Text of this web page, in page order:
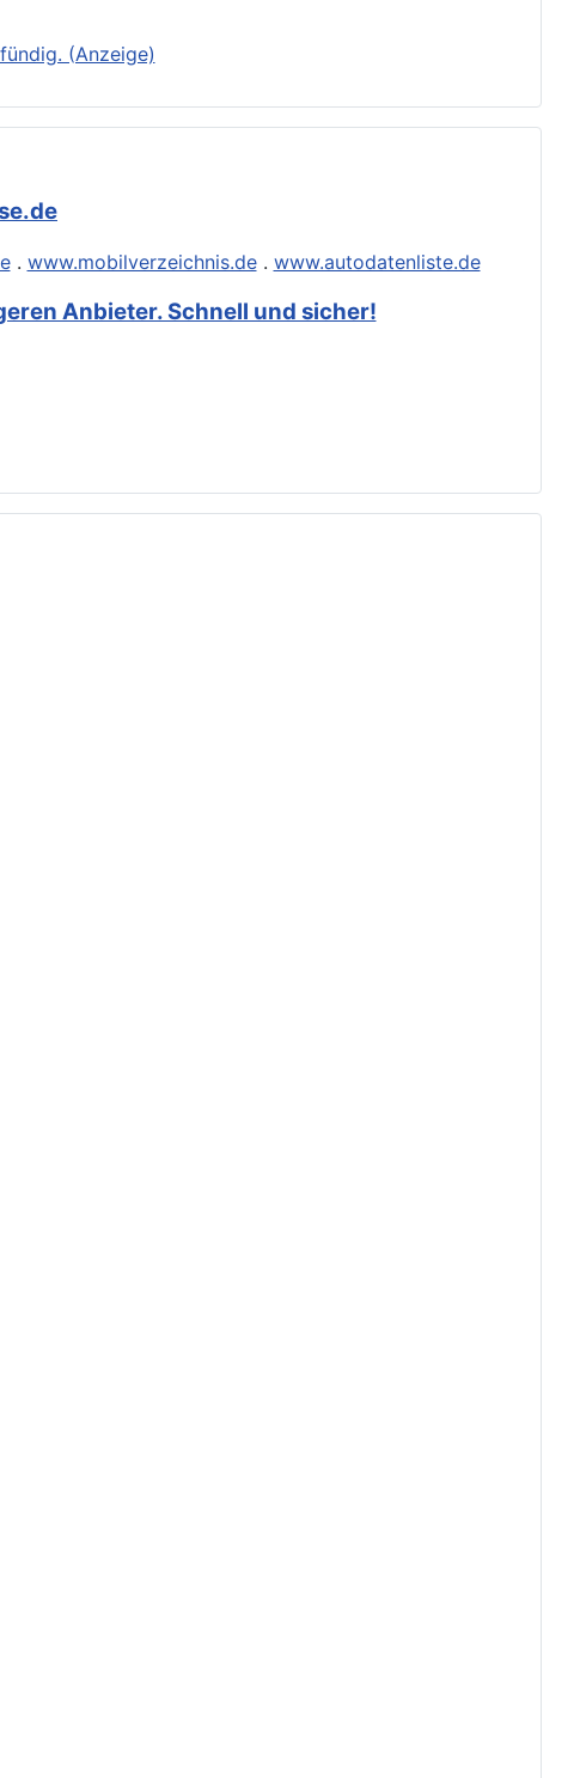
(Anzeige)
. www.mobilverzeichnis.de. www.autodatenliste.de
Anbieter. Schnell und sicher!